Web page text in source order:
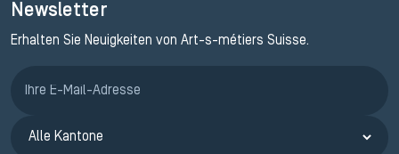
Newsletter
Erhalten Sie Neuigkeiten von Art-s-métiers Suisse.